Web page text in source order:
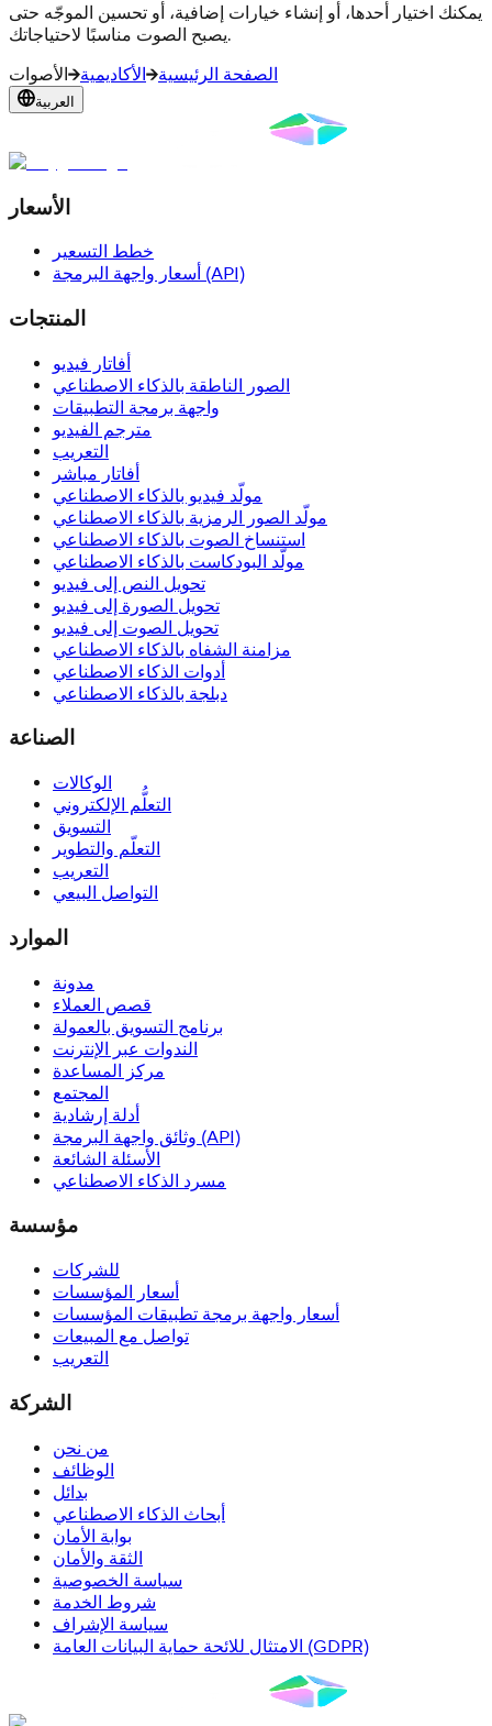
يمكنك اختيار أحدها، أو إنشاء خيارات إضافية، أو تحسين الموجّه حتى
يصبح الصوت مناسبًا لاحتياجاتك.
الصفحة الرئيسية
الأكاديمية الأصوات
العربية
الأسعار
خطط التسعير
أسعار واجهة البرمجة (API)
المنتجات
أفاتار فيديو
الصور الناطقة بالذكاء الاصطناعي
واجهة برمجة التطبيقات
مترجم الفيديو
التعريب
أفاتار مباشر
مولّد فيديو بالذكاء الاصطناعي
مولّد الصور الرمزية بالذكاء الاصطناعي
استنساخ الصوت بالذكاء الاصطناعي
مولّد البودكاست بالذكاء الاصطناعي
تحويل النص إلى فيديو
تحويل الصورة إلى فيديو
تحويل الصوت إلى فيديو
مزامنة الشفاه بالذكاء الاصطناعي
أدوات الذكاء الاصطناعي
دبلجة بالذكاء الاصطناعي
الصناعة
الوكالات
التعلُّم الإلكتروني
التسويق
التعلّم والتطوير
التعريب
التواصل البيعي
الموارد
مدونة
قصص العملاء
برنامج التسويق بالعمولة
الندوات عبر الإنترنت
مركز المساعدة
المجتمع
أدلة إرشادية
وثائق واجهة البرمجة (API)
الأسئلة الشائعة
مسرد الذكاء الاصطناعي
مؤسسة
للشركات
أسعار المؤسسات
أسعار واجهة برمجة تطبيقات المؤسسات
تواصل مع المبيعات
التعريب
الشركة
من نحن
الوظائف
بدائل
أبحاث الذكاء الاصطناعي
بوابة الأمان
الثقة والأمان
سياسة الخصوصية
شروط الخدمة
سياسة الإشراف
الامتثال للائحة حماية البيانات العامة (GDPR)